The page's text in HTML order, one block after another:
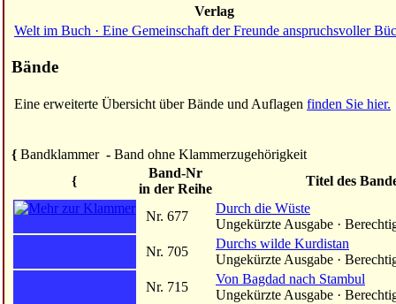
Verlag
Welt im Buch · Eine Gemeinschaft der Freunde anspruchsvoller
Bände
Eine erweiterte Übersicht über Bände und Auflagen finden Sie hier.
{ Bandklammer - Band ohne Klammerzugehörigkeit
{
Band-Nr
in der Reihe
Titel des
Nr. 677
Durch die Wüste
Ungekürzte Ausgabe ·
Nr. 705
Durchs wilde Kurdistan
Ungekürzte Ausgabe ·
Nr. 715
Von Bagdad nach Stambul
Ungekürzte Ausgabe ·